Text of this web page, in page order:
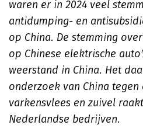
waren er in 2024 veel
antidumping- en
op China. De stemming
op Chinese elektrische
weerstand in China. Het
onderzoek van China tegen
varkensvlees en zuivel
Nederlandse bedrijven.